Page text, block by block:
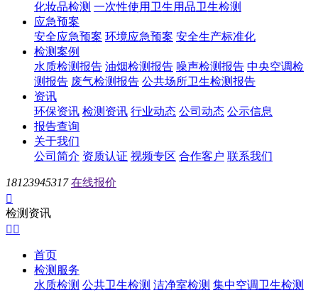
化妆品检测 一次性使用卫生用品卫生检测
应急预案
安全应急预案 环境应急预案 安全生产标准化
检测案例
水质检测报告 油烟检测报告 噪声检测报告 中央空调检
测报告 废气检测报告 公共场所卫生检测报告
资讯
环保资讯 检测资讯 行业动态 公司动态 公示信息
报告查询
关于我们
公司简介 资质认证 视频专区 合作客户 联系我们
18123945317 在线报价

检测资讯
 
首页
检测服务
水质检测 公共卫生检测 洁净室检测 集中空调卫生检测